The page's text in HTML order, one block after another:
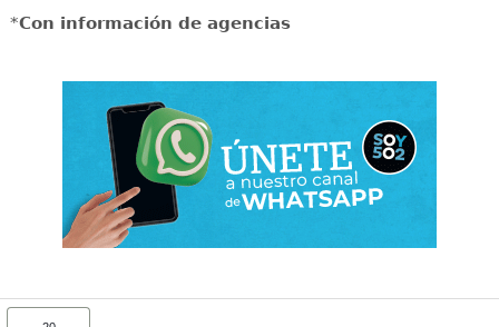
*Con información de agencias